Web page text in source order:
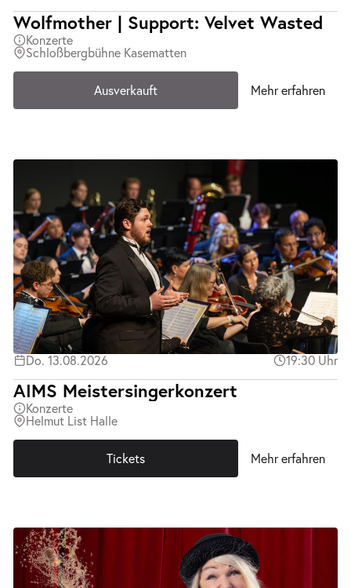
Wolfmother | Support: Velvet Wasted
Konzerte
Schloßbergbühne Kasematten
Ausverkauft Mehr erfahren
Do. 13.08.2026 19:30 Uhr
AIMS Meistersingerkonzert
Konzerte
Helmut List Halle
Tickets Mehr erfahren